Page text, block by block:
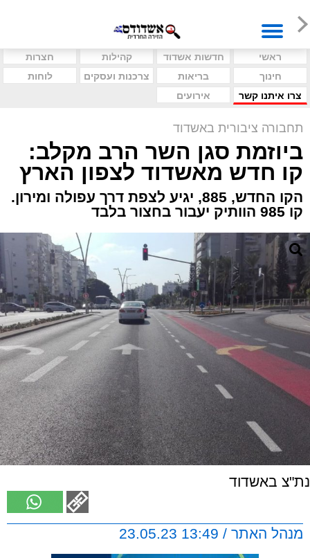
ראשי חדשות אשדוד קהילות
חצרות
חינוך
בריאות צרכנות ועסקים
לוחות
צרו איתנו קשר
אירועים
תחבורה ציבורית באשדוד
ביוזמת סגן השר הרב מקלב:
קו חדש מאשדוד לצפון הארץ
הקו החדש, 885, יגיע לצפת דרך עפולה ומירון.
קו 985 הוותיק יעבור בחצור בלבד
נת"צ באשדוד
מנהל האתר / 13:49 23.05.23